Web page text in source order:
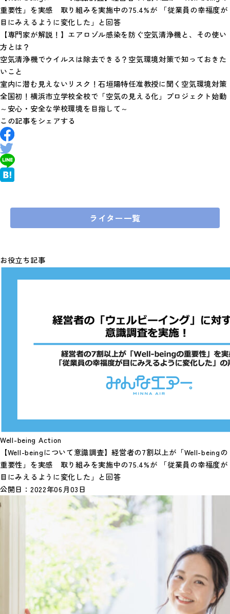
重要性」を実感 取り組みを実施中の75.4%が 「従業員の幸福度が
目にみえるように変化した」と回答
【専門家が解説！】エアロゾル感染を防ぐ空気清浄機と、その使い
方とは？
空気清浄機でウイルスは除去できる？空気環境対策で知っておきた
いこと
室内に潜む見えないリスク！石垣陽特任准教授に聞く空気環境対策
全国初！横浜市立学校全校で「空気の見える化」プロジェクト始動
～安心・安全な学校環境を目指して～
この記事をシェアする
ライター一覧
お役立ち記事
Well-being Action
【Well-beingについて意識調査】経営者の7割以上が「Well-beingの
重要性」を実感 取り組みを実施中の75.4%が 「従業員の幸福度が
目にみえるように変化した」と回答
公開日： 2022年06月03日